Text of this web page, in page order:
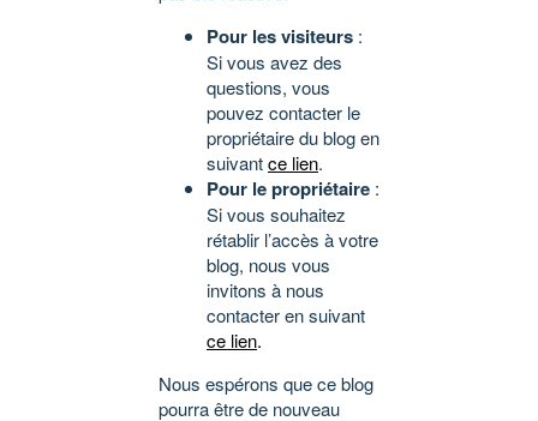
Pour les visiteurs :
Si vous avez des
questions, vous
pouvez contacter le
propriétaire du blog en
suivantce lien.
Pour le propriétaire :
Si vous souhaitez
rétablir l’accès à votre
blog, nous vous
invitons à nous
contacter en suivant
ce lien.
Nous espérons que ce blog
pourra être de nouveau